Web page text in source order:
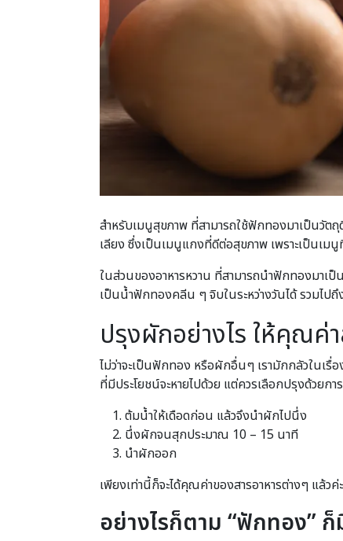
สำหรับเมนูสุขภาพ ที่สามารถใช้ฟักทองมาเป็นวัต
เลียง ซึ่งเป็นเมนูแกงที่ดีต่อสุขภาพ เพราะเป็นเมนู
ในส่วนของอาหารหวาน ที่สามารถนำฟักทองมาเ
เป็นน้ำฟักทองคลีน ๆ จิบในระหว่างวันได้ รวมไ
ปรุงผักอย่างไร ให้คุณค่
ไม่ว่าจะเป็นฟักทอง หรือผักอื่นๆ เรามักกลัวในเรื่
ที่มีประโยชน์จะหายไปด้วย แต่ควรเลือกปรุงด้วยก
ต้มน้ำให้เดือดก่อน แล้วจึงนำผักไปนึ่ง
นึ่งผักจนสุกประมาณ 10 – 15 นาที
นำผักออก
เพียงเท่านี้ก็จะได้คุณค่าของสารอาหารต่างๆ แล้วค่ะ
อย่างไรก็ตาม “ฟักทอง”